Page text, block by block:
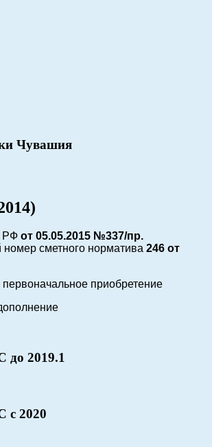
Чувашия
РФ от 05.05.2015 №337/пр.
номер сметного норматива 246 от
приобретение
до 2019.1
с 2020